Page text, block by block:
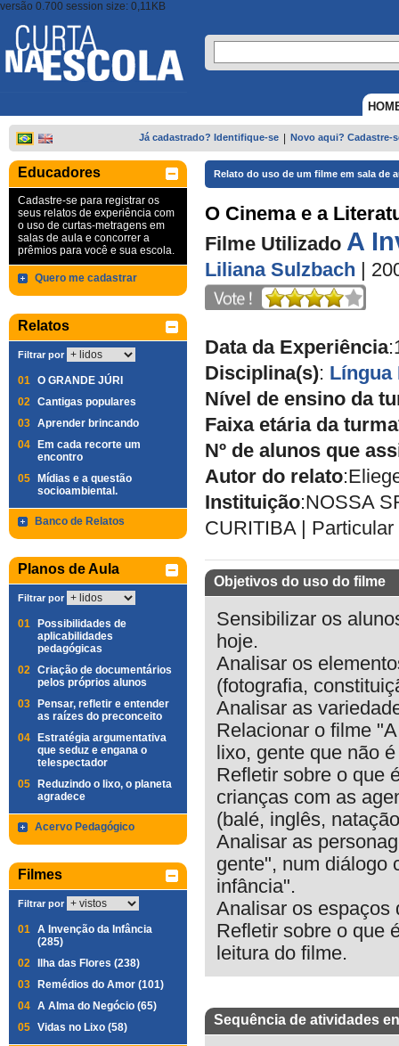
versão 0.700 session size: 0,11KB
Já cadastrado? Identifique-se Novo aqui? Cadastre-
Educadores
Cadastre-se para registrar os
seus relatos de experiência com
o uso de curtas-metragens em
salas de aula e concorrer a
prêmios para você e sua escola.
Quero me cadastrar
Relatos
Filtrar por
01 O GRANDE JÚRI
02 Cantigas populares
03 Aprender brincando
04
Em cada recorte um
encontro
05
Mídias e a questão
socioambiental.
Banco de Relatos
Planos de Aula
Filtrar por
01
Possibilidades de
aplicabilidades
pedagógicas
02 Criação de documentários
pelos próprios alunos
03
Pensar, refletir e entender
as raízes do preconceito
04
Estratégia argumentativa
que seduz e engana o
telespectador
05
Reduzindo o lixo, o planeta
agradece
Acervo Pedagógico
Filmes
Filtrar por
01 A Invenção da Infância
(285)
02
Ilha das Flores (238)
03
Remédios do Amor (101)
04 A Alma do Negócio (65)
05 Vidas no Lixo (58)
Relato do uso de um filme em sala de
O Cinema e a
Filme Utilizado A
Liliana Sulzbach |
Data da Experiência:
Disciplina(s): Língua
Nível de ensino da
Faixa etária da
Nº de alunos que
Autor do relato:
Instituição:NOSSA
CURITIBA
Particular
Objetivos do uso do filme
Sensibilizar os
hoje.
Analisar os
(fotografia,
Analisar as
Relacionar o filme
lixo, gente que não
Refletir sobre o que
crianças com as
(balé, inglês,
Analisar as
gente", num diálogo
infância".
Analisar os espaços
Refletir sobre o que
leitura do filme.
Sequência de atividades